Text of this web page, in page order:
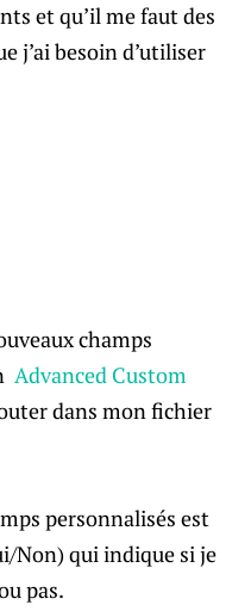
et qu’il me faut des
j’ai besoin d’utiliser
champs
Advanced Custom
dans mon fichier
personnalisés est
Non) qui indique si je
pas.